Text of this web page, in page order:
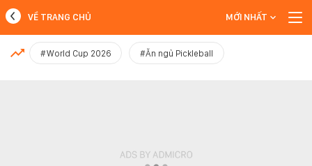
MỚI NHẤT
VỀ TRANG CHỦ MỚI NHẤT
#World Cup 2026 #Ăn ngủ Pickleball